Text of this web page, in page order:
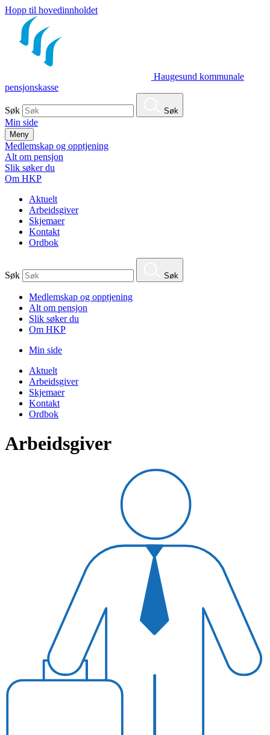
Hopp til hovedinnholdet
Haugesund kommunale
pensjonskasse
Søk Søk
Min side
Meny
Medlemskap og opptjening
Alt om pensjon
Slik søker du
Om HKP
Aktuelt
Arbeidsgiver
Skjemaer
Kontakt
Ordbok
Søk Søk
Medlemskap og opptjening
Alt om pensjon
Slik søker du
Om HKP
Min side
Aktuelt
Arbeidsgiver
Skjemaer
Kontakt
Ordbok
Arbeidsgiver